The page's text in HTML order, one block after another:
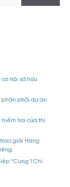
hội sở hữu
phân phối dự án
hoi của thị
giải Hàng
“Cùng 1 Chí